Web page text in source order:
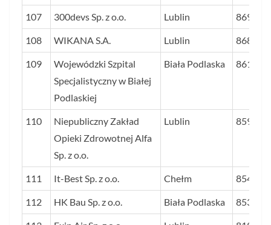
107 300devs Sp. z o.o. Lublin 869
108 WIKANA S.A. Lublin 868
109
Wojewódzki Szpital
Specjalistyczny w Białej
Podlaskiej
Biała Podlaska 861
110
Niepubliczny Zakład
Opieki Zdrowotnej Alfa
Sp. z o.o.
Lublin 859
111 It-Best Sp. z o.o. Chełm 854
112 HK Bau Sp. z o.o. Biała Podlaska 853